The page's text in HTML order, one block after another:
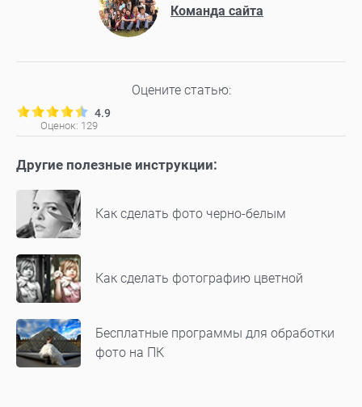
Команда сайта
Оцените статью:
4.9
Оценок: 129
Другие полезные инструкции:
Как сделать фото черно-белым
Как сделать фотографию цветной
Бесплатные программы для обработки
фото на ПК